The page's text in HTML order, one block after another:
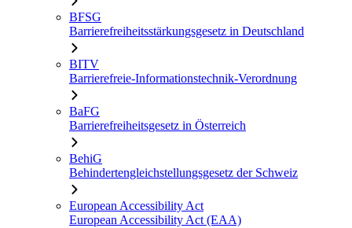
BFSG
Barrierefreiheitsstärkungsgesetz in Deutschland
BITV
Barrierefreie-Informationstechnik-Verordnung
BaFG
Barrierefreiheitsgesetz in Österreich
BehiG
Behindertengleichstellungsgesetz der Schweiz
European Accessibility Act
European Accessibility Act (EAA)